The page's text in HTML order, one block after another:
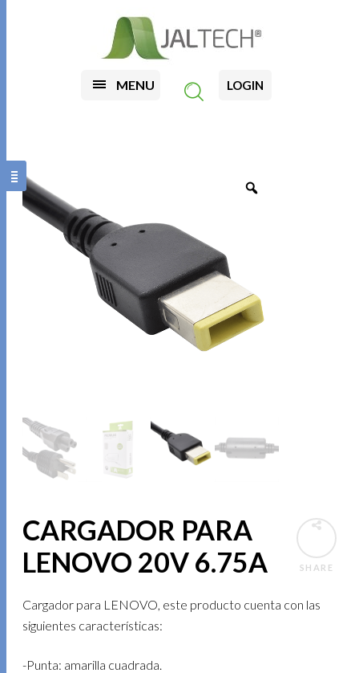
MENU LOGIN
SHARE
CARGADOR PARA
LENOVO 20V 6.75A
Cargador para LENOVO, este producto cuenta con las
siguientes características:
-Punta: amarilla cuadrada.